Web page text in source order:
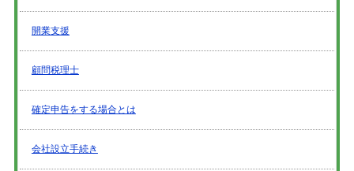
開業支援
顧問税理士
確定申告をする場合とは
会社設立手続き